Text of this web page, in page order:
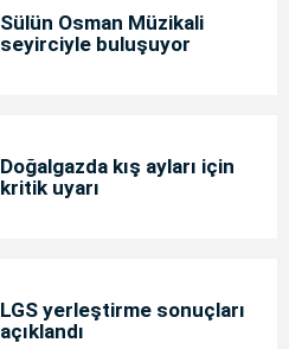
Sülün Osman Müzikali
seyirciyle buluşuyor
Doğalgazda kış ayları için
kritik uyarı
LGS yerleştirme sonuçları
açıklandı